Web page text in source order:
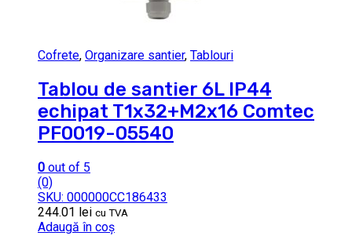
Cofrete, Organizare santier, Tablouri
Tablou de santier 6L IP44
echipat T1x32+M2x16 Comtec
PF0019-05540
0 out of 5
(0)
SKU: 000000CC186433
244.01 lei cu TVA
Adaugă în coș